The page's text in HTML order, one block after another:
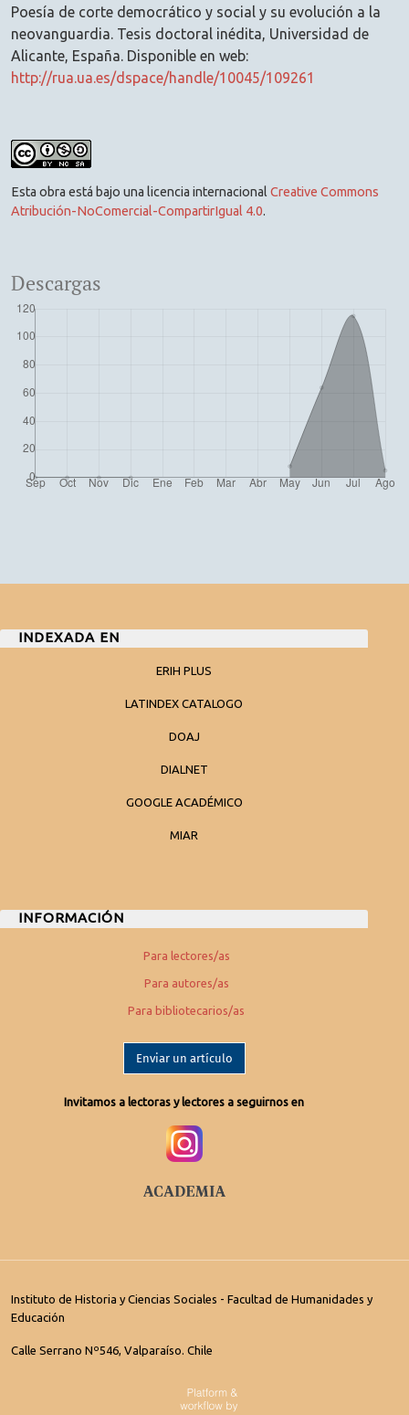
Poesía de corte democrático y social y su evolución a la
neovanguardia. Tesis doctoral inédita, Universidad de
Alicante, España. Disponible en web:
http://rua.ua.es/dspace/handle/10045/109261
Esta obra está bajo una licencia internacional Creative Commons
Atribución-NoComercial-CompartirIgual 4.0.
Descargas
INDEXADA EN
ERIH PLUS
LATINDEX CATALOGO
DOAJ
DIALNET
GOOGLE ACADÉMICO
MIAR
INFORMACIÓN
Para lectores/as
Para autores/as
Para bibliotecarios/as
Enviar un artículo
Invitamos a lectoras y lectores a seguirnos en
Instituto de Historia y Ciencias Sociales - Facultad de Humanidades y
Educación
Calle Serrano Nº546, Valparaíso. Chile